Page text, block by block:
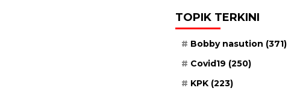
TOPIK TERKINI
Bobby nasution (371)
Covid19 (250)
KPK (223)